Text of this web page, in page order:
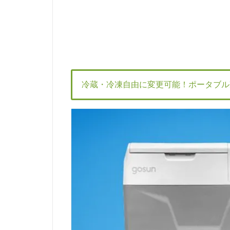
冷蔵・冷凍自由に変更可能！ポータブ